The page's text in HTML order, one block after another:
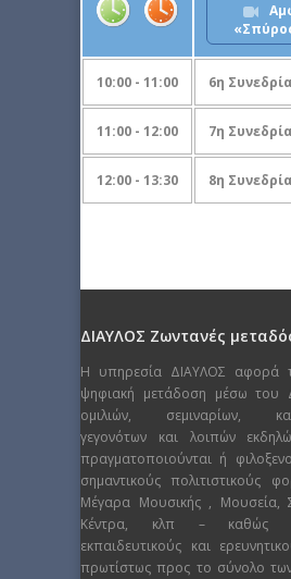
10:00 - 11:00 6η
11:00 - 12:00 7η
12:00 - 13:30 8η
ΔΙΑΥΛΟΣ Ζωντανές
Η υπηρεσία ΔΙΑΥΛΟΣ αφορά
ψηφιακή μετάδοση μέσω του
ομιλιών, σεμιναρίων,
γεγονότων και λοιπών
πραγματοποιούνται ή
σημαντικούς πολιτιστικούς
Μέγαρα Μουσικής , Μουσεία,
Κέντρα, κλπ – καθώς
εκπαιδευτικούς και
πρωτίστως προς το σύνολο